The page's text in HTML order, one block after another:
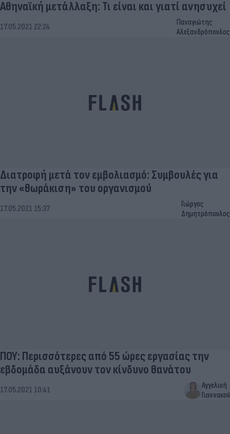
Αθηναϊκή μετάλλαξη: Τι είναι και γιατί ανησυχεί
17.05.2021 22:24
Παναγιώτης
Αλεξανδρόπουλος
Διατροφή μετά τον εμβολιασμό: Συμβουλές για
την «θωράκιση» του οργανισμού
17.05.2021 15:37
Γιώργος
Δημητρόπουλος
ΠΟΥ: Περισσότερες από 55 ώρες εργασίας την
εβδομάδα αυξάνουν τον κίνδυνο θανάτου
17.05.2021 10:41
Αγγελική
Γιαννακού